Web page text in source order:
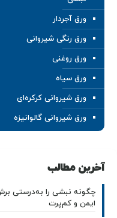
ورق آجردار
ورق رنگی شیروانی
ورق روغنی
ورق سیاه
ورق شیروانی کرکره‌ای
ورق شیروانی گالوانیزه
آخرین مطالب
چگونه نبشی را به‌درستی
ایمن و کم‌پرت